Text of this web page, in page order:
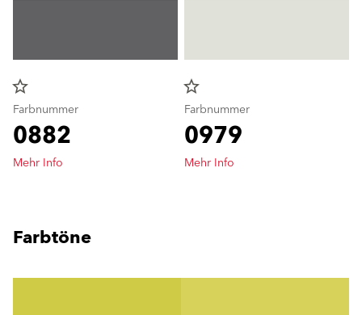
star_border
Farbnummer
0882
Mehr Info
star_border
Farbnummer
0979
Mehr Info
Farbtöne